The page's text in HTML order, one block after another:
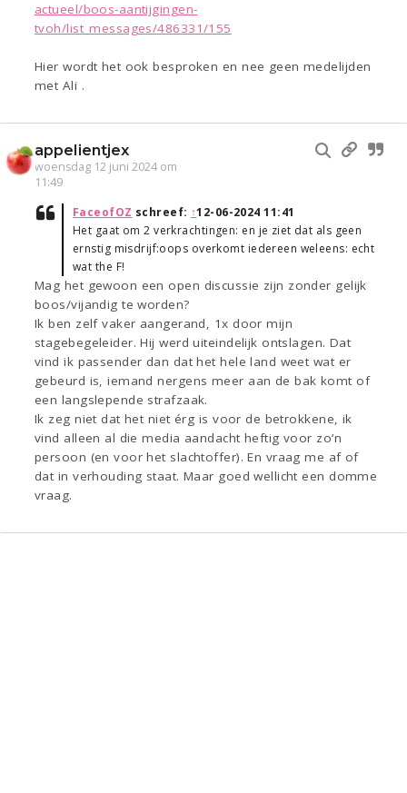
actueel/boos-aantijgingen-
tvoh/list_messages/486331/155
Hier wordt het ook besproken en nee geen medelijden
met Ali .
appelientjex
woensdag 12 juni 2024 om
11:49
FaceofOZ schreef: ↑12-06-2024 11:41
Het gaat om 2 verkrachtingen: en je ziet dat als geen
ernstig misdrijf:oops overkomt iedereen weleens: echt
wat the F!
Mag het gewoon een open discussie zijn zonder gelijk
boos/vijandig te worden?
Ik ben zelf vaker aangerand, 1x door mijn
stagebegeleider. Hij werd uiteindelijk ontslagen. Dat
vind ik passender dan dat het hele land weet wat er
gebeurd is, iemand nergens meer aan de bak komt of
een langslepende strafzaak.
Ik zeg niet dat het niet érg is voor de betrokkene, ik
vind alleen al die media aandacht heftig voor zo’n
persoon (en voor het slachtoffer). En vraag me af of
dat in verhouding staat. Maar goed wellicht een domme
vraag.